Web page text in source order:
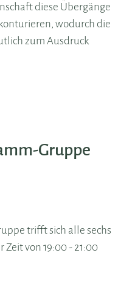
diese Übergänge
wodurch die
zum Ausdruck
Gruppe
trifft sich alle sechs
von 19:00 - 21:00